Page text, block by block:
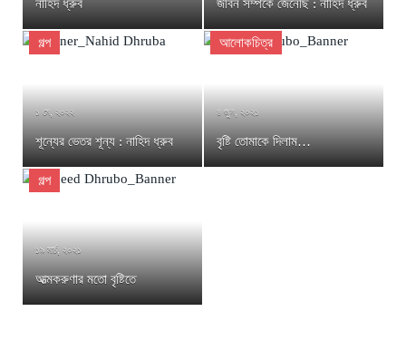
নাহিদ ধ্রুব
জীবন সম্পর্কে জেনেছি : নাহিদ ধ্রুব
গল্প
১ মে, ২০২২
শূন্যের ভেতর শূন্য : নাহিদ ধ্রুব
আলোকচিত্র
৪ জুন, ২০২১
বৃষ্টি তোমাকে দিলাম…
গল্প
১৯ মার্চ, ২০২১
আত্মকরুণার মতো বৃষ্টিতে